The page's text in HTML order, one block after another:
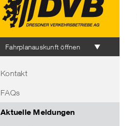
Fahrplanauskunft öffnen
Kontakt
FAQs
Aktuelle Meldungen